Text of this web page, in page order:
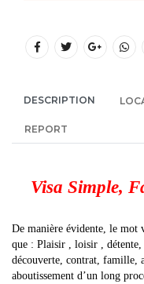
DESCRIPTION
REPORT
Visa Simple,
De manière évidente, le mot
que : Plaisir , loisir ,
découverte, contrat, famille,
aboutissement d’un long